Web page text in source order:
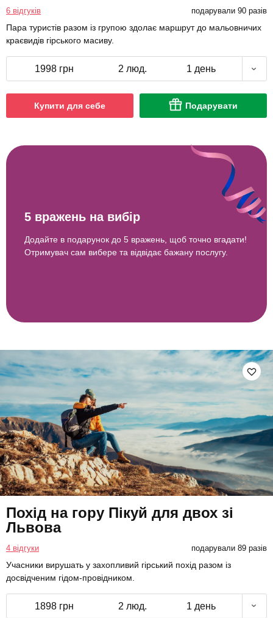
6 відгуків подарували 90 разів
Пара туристів разом із групою здолає маршрут до мальовничих
краєвидів гірського масиву.
1998 грн 2 люд. 1 день
Купити для себе Подарувати
5 вражень на вибір
Додайте в подарунок до 5 вражень, щоб точно вгадати!
Отримувач сам вибере та відвідає бажану послугу.
Похід на гору Пікуй для двох зі
Львова
4 відгуки подарували 89 разів
Учасники вирушать у захопливий гірський похід разом із
досвідченим гідом-провідником.
1898 грн 2 люд. 1 день